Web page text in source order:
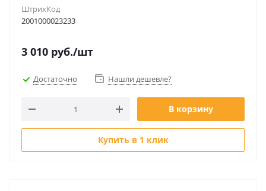
ШтрихКод
2001000023233
3 010 руб./шт
Достаточно Нашли дешевле?
В корзину
Купить в 1 клик